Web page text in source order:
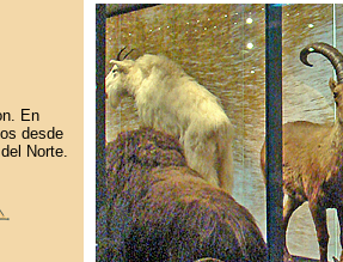
En
desde
Norte.